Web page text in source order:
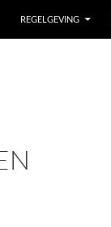
REGELGEVING